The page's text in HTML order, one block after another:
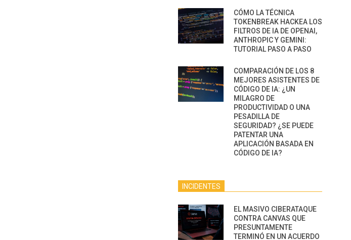
CÓMO LA TÉCNICA
TOKENBREAK HACKEA LOS
FILTROS DE IA DE OPENAI,
ANTHROPIC Y GEMINI:
TUTORIAL PASO A PASO
COMPARACIÓN DE LOS 8
MEJORES ASISTENTES DE
CÓDIGO DE IA: ¿UN
MILAGRO DE
PRODUCTIVIDAD O UNA
PESADILLA DE
SEGURIDAD? ¿SE PUEDE
PATENTAR UNA
APLICACIÓN BASADA EN
CÓDIGO DE IA?
INCIDENTES
EL MASIVO CIBERATAQUE
CONTRA CANVAS QUE
PRESUNTAMENTE
TERMINÓ EN UN ACUERDO